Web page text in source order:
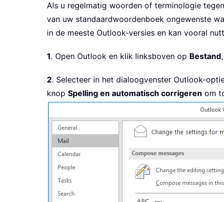
Als u regelmatig woorden of terminologie
van uw standaardwoordenboek ongewenste
in de meeste Outlook-versies en kan vooral
1. Open Outlook en klik linksboven op Bestand
2. Selecteer in het dialoogvenster Outlook-
knop Spelling en automatisch corrigeren om